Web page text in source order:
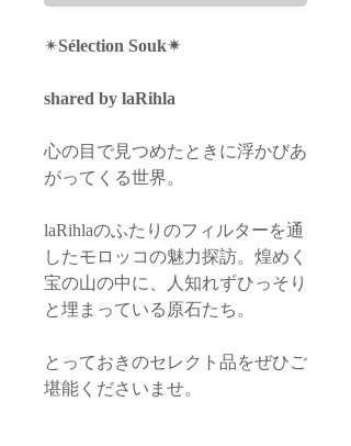
✴︎Sélection Souk✴︎
shared by laRihla
心の目で見つめたときに浮かびあ
がってくる世界。
laRihlaのふたりのフィルターを通
したモロッコの魅力探訪。煌めく
宝の山の中に、人知れずひっそり
と埋まっている原石たち。
とっておきのセレクト品をぜひご
堪能くださいませ。